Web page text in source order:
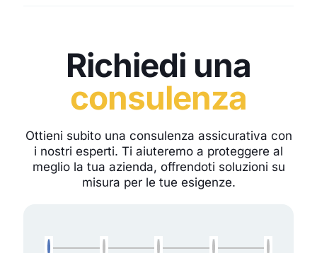
Richiedi una
consulenza
Ottieni subito una consulenza assicurativa con
i nostri esperti. Ti aiuteremo a proteggere al
meglio la tua azienda, offrendoti soluzioni su
misura per le tue esigenze.